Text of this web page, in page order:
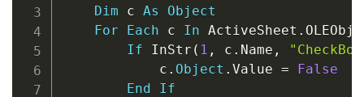
Dim c As
Object
For
Each c In ActiveSheet .
If InStr ( 1 , c . Name ,
            c
. Object . Value =
False
End
If